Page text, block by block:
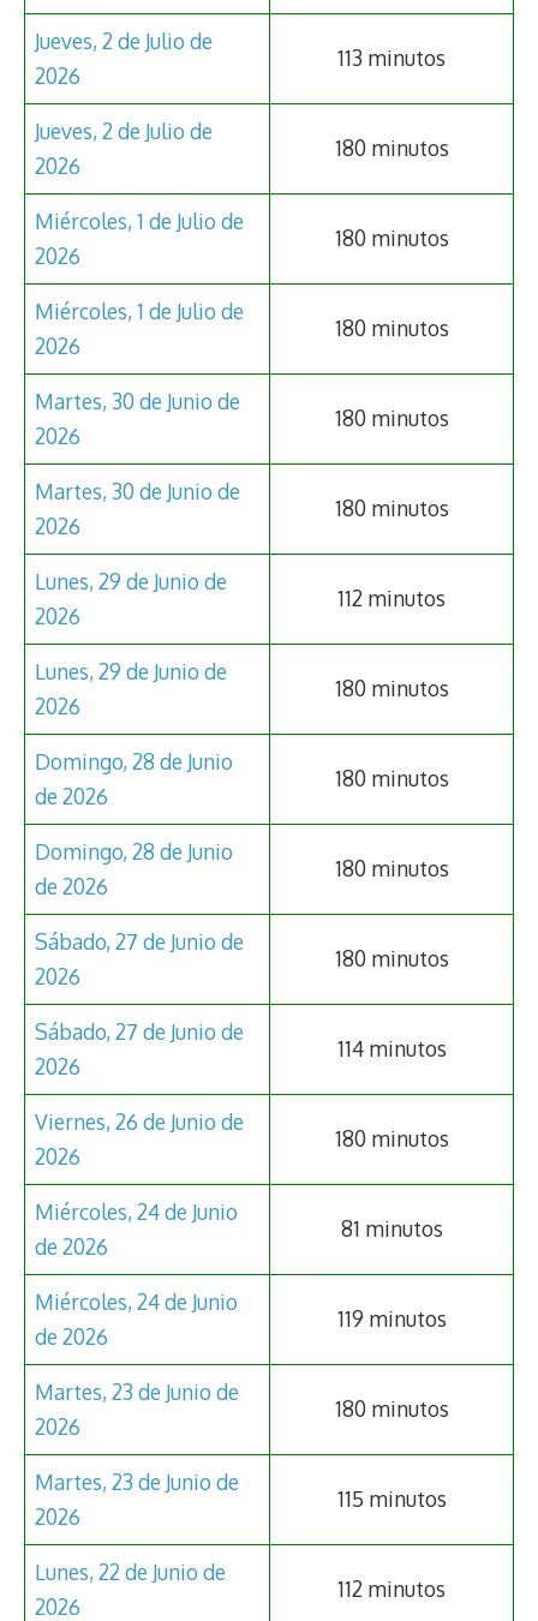
Jueves, 2 de Julio de
2026
113 minutos
Jueves, 2 de Julio de
2026
180 minutos
Miércoles, 1 de Julio de
2026
180 minutos
Miércoles, 1 de Julio de
2026
180 minutos
Martes, 30 de Junio de
2026
180 minutos
Martes, 30 de Junio de
2026
180 minutos
Lunes, 29 de Junio de
2026
112 minutos
Lunes, 29 de Junio de
2026
180 minutos
Domingo, 28 de Junio
de 2026
180 minutos
Domingo, 28 de Junio
de 2026
180 minutos
Sábado, 27 de Junio de
2026
180 minutos
Sábado, 27 de Junio de
2026
114 minutos
Viernes, 26 de Junio de
2026
180 minutos
Miércoles, 24 de Junio
de 2026
81 minutos
Miércoles, 24 de Junio
de 2026
119 minutos
Martes, 23 de Junio de
2026
180 minutos
Martes, 23 de Junio de
2026
115 minutos
Lunes, 22 de Junio de
2026
112 minutos